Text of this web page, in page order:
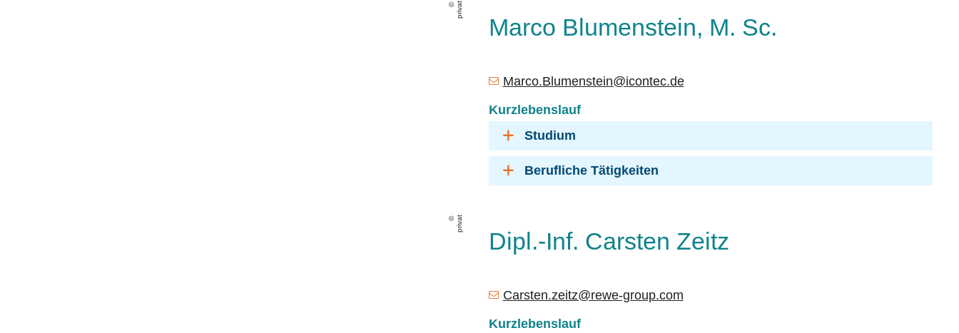
privat
Marco Blumenstein, M. Sc.
Marco.Blumenstein@icontec.de
Kurzlebenslauf
Studium
Berufliche Tätigkeiten
privat
Dipl.-Inf. Carsten Zeitz
Carsten.zeitz@rewe-group.com
Kurzlebenslauf